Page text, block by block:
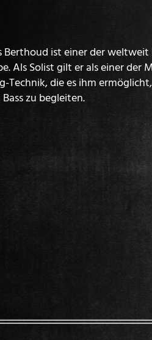
Berthoud ist einer der
Als Solist gilt er als einer der
Technik, die es ihm
zu begleiten.